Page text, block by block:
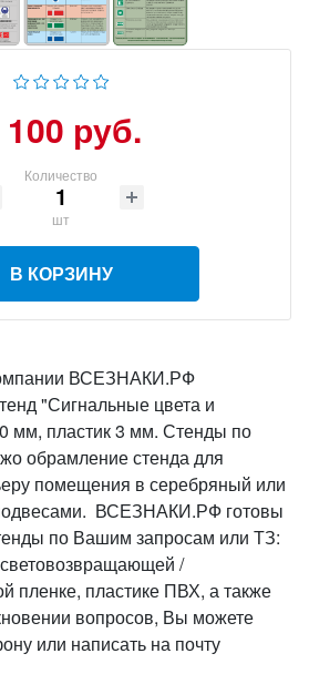
руб.
Количество
шт
В КОРЗИНУ
ВСЕЗНАКИ.РФ
"Сигнальные цвета и
мм, пластик 3 мм. Стенды по
обрамление стенда для
помещения в серебряный или
ВСЕЗНАКИ.РФ готовы
по Вашим запросам или ТЗ:
/
пленке, пластике ПВХ, а также
вопросов, Вы можете
или написать на почту